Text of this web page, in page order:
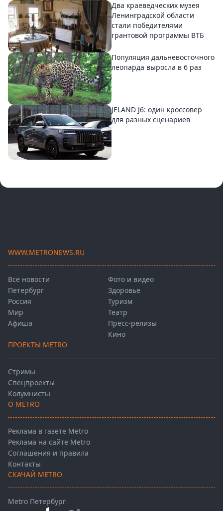
Два краеведческих музея
Ленинградской области
стали победителями
грантовой программы ВТБ
Популяция дальневосточного
леопарда выросла в 6 раз
JELAND J6: один кроссовер
для разных сценариев
WWW.METRONEWS.RU
Все новости
Петербург
Россия
Мир
Афиша
Фото и видео
Здоровье
Туризм
Театр
Пресс-релизы
Кино
ПРОЕКТЫ METRO
Стримы
Спецпроекты
Колумнисты
О METRO
Реклама в газете Metro
Реклама на сайте Metro
Соглашения и правила
Контакты
СКАЧАЙ METRO
Metro Петербург